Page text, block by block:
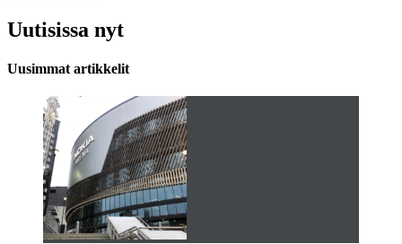
Uutisissa nyt
Uusimmat artikkelit